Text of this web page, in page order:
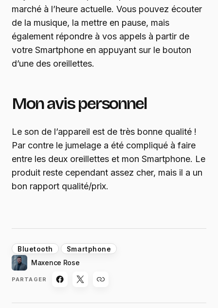
marché à l’heure actuelle. Vous pouvez écouter
de la musique, la mettre en pause, mais
également répondre à vos appels à partir de
votre Smartphone en appuyant sur le bouton
d’une des oreillettes.
Mon avis personnel
Le son de l’appareil est de très bonne qualité !
Par contre le jumelage a été compliqué à faire
entre les deux oreillettes et mon Smartphone. Le
produit reste cependant assez cher, mais il a un
bon rapport qualité/prix.
Bluetooth Smartphone
Maxence Rose
PARTAGER